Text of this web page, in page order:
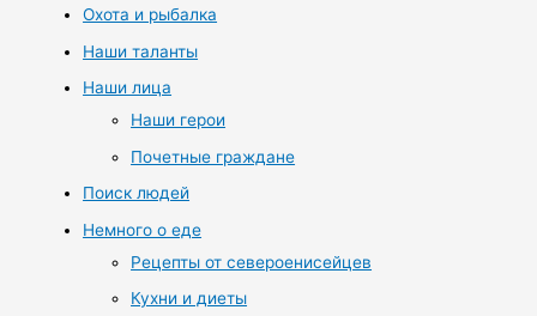
Охота и рыбалка
Наши таланты
Наши лица
Наши герои
Почетные граждане
Поиск людей
Немного о еде
Рецепты от североенисейцев
Кухни и диеты